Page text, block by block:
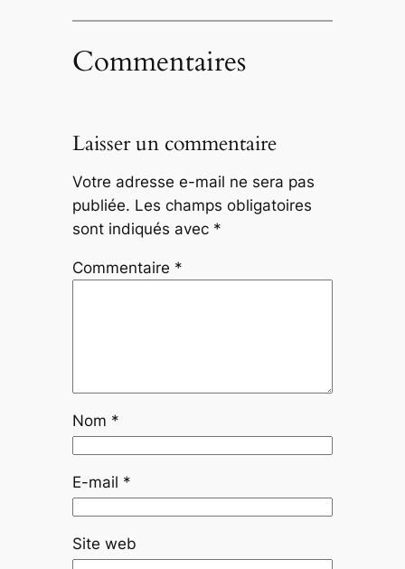
Commentaires
Laisser un commentaire
Votre adresse e-mail ne sera pas
publiée. Les champs obligatoires
sont indiqués avec *
Commentaire *
Nom *
E-mail *
Site web